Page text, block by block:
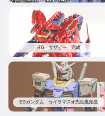
RG サザビー 完成
EGガンダム セイラマスオ先生風完成